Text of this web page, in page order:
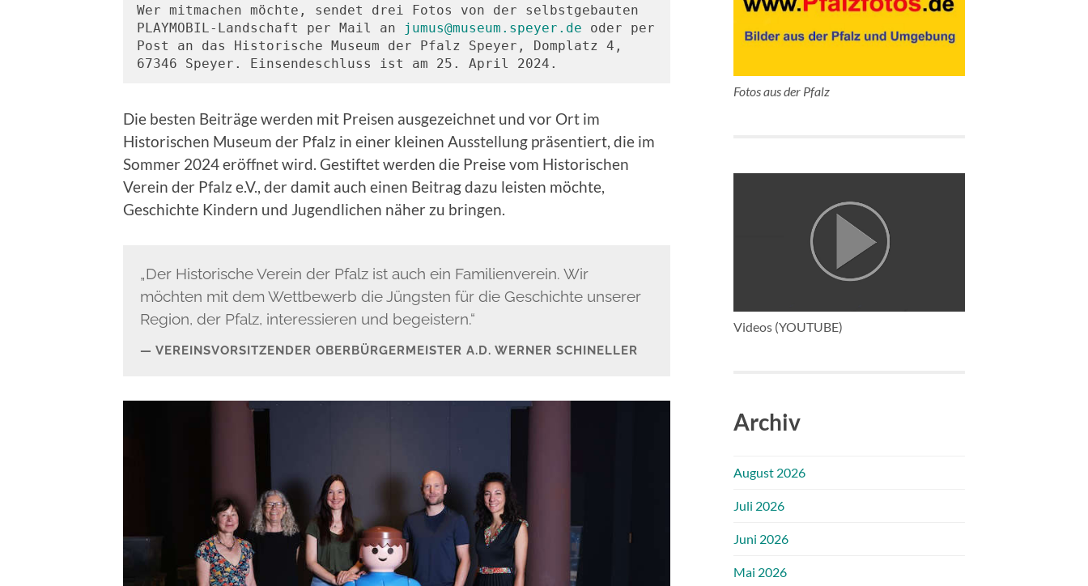
Wer mitmachen möchte, sendet drei Fotos von der selbstgebauten
PLAYMOBIL-Landschaft per Mail an
jumus@museum.speyer.de oder per
Post an das Historische Museum der Pfalz Speyer, Domplatz 4,
67346 Speyer. Einsendeschluss ist am 25. April 2024.
Die besten Beiträge werden mit Preisen ausgezeichnet und vor Ort im
Historischen Museum der Pfalz in einer kleinen Ausstellung präsentiert, die im
Sommer 2024 eröffnet wird. Gestiftet werden die Preise vom Historischen
Verein der Pfalz e.V., der damit auch einen Beitrag dazu leisten möchte,
Geschichte Kindern und Jugendlichen näher zu bringen.
„Der Historische Verein der Pfalz ist auch ein Familienverein. Wir
möchten mit dem Wettbewerb die Jüngsten für die Geschichte unserer
Region, der Pfalz, interessieren und begeistern.“
VEREINSVORSITZENDER OBERBÜRGERMEISTER A.D. WERNER SCHINELLER
Fotos aus der Pfalz
Videos (YOUTUBE)
Archiv
August 2026
Juli 2026
Juni 2026
Mai 2026